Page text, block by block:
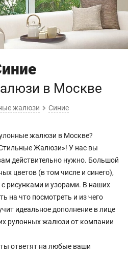
в Москве
жалюзи Синие
жалюзи в Москве?
Жалюзи»! У нас вы
действительно нужно. Большой
цветов (в том числе и синего),
рисунками и узорами. В наших
на что посмотреть и из чего
идеальное дополнение в лице
рулонных жалюзи от компании
ответят на любые ваши